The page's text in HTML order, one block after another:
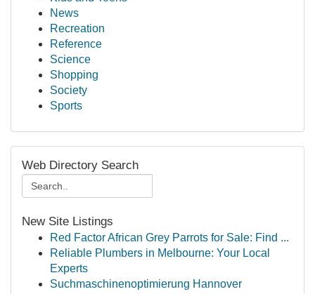
News
Recreation
Reference
Science
Shopping
Society
Sports
Web Directory Search
New Site Listings
Red Factor African Grey Parrots for Sale: Find ...
Reliable Plumbers in Melbourne: Your Local
Experts
Suchmaschinenoptimierung Hannover